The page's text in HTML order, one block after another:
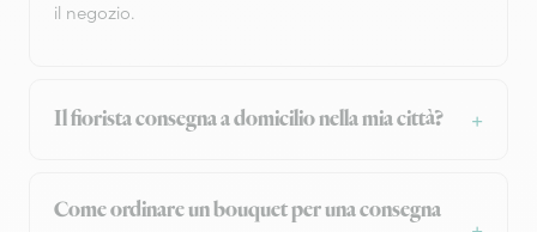
il negozio.
Il fiorista consegna a domicilio nella mia città?
Come ordinare un bouquet per una consegna